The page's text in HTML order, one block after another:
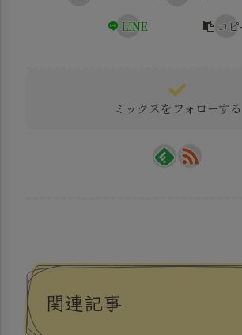
LINE
コピ
ミックスをフォローする
関連記事